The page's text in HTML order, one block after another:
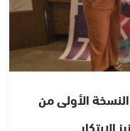
الأولى من